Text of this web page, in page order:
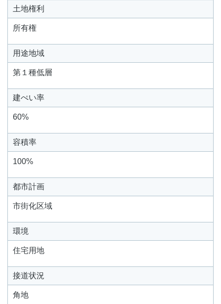
土地権利
所有権
用途地域
第１種低層
建ぺい率
60%
容積率
100%
都市計画
市街化区域
環境
住宅用地
接道状況
角地